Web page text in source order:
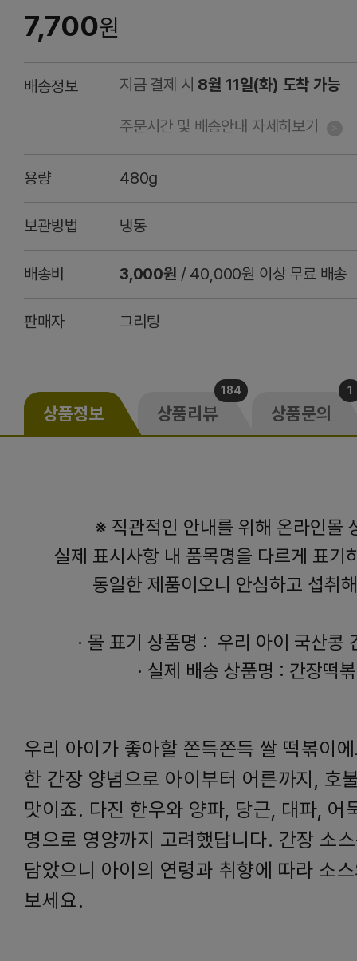
7,700원
배송정보 지금 결제 시 8월 11일(화) 도착 가능
주문시간 및 배송안내 자세히보기
용량 480g
보관방법 냉동
배송비 3,000원 / 40,000원 이상 무료 배송
판매자 그리팅
상품정보 상품리뷰
184
상품문의
1
※ 직관적인 안내를 위해 온라인몰
실제 표시사항 내 품목명을 다르게 표기
동일한 제품이오니 안심하고 섭취
· 몰 표기 상품명 : 우리 아이 국산콩
· 실제 배송 상품명 : 간장떡
우리 아이가 좋아할 쫀득쫀득 쌀 떡볶이
한 간장 양념으로 아이부터 어른까지, 호
맛이죠. 다진 한우와 양파, 당근, 대파, 어
명으로 영양까지 고려했답니다. 간장 소
담았으니 아이의 연령과 취향에 따라 소
보세요.